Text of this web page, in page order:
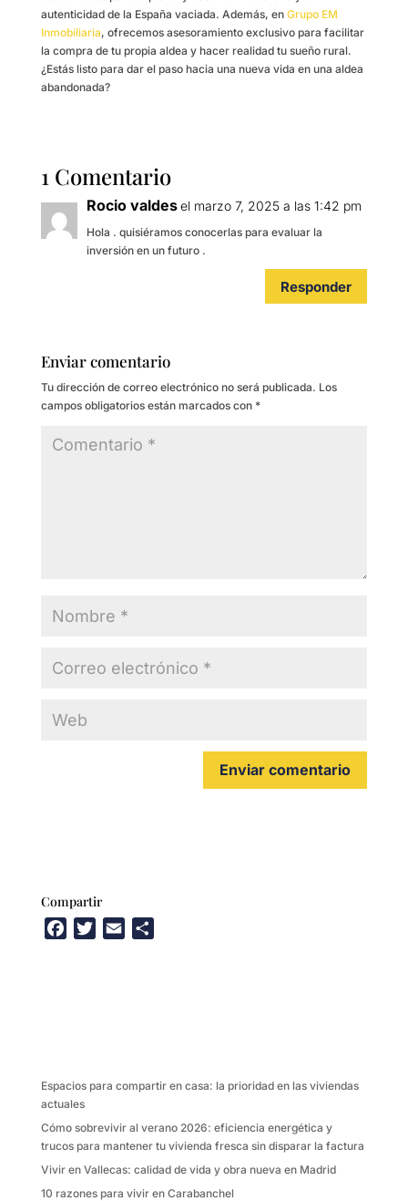
autenticidad de la España vaciada. Además, en Grupo EM
Inmobiliaria, ofrecemos asesoramiento exclusivo para facilitar
la compra de tu propia aldea y hacer realidad tu sueño rural.
¿Estás listo para dar el paso hacia una nueva vida en una aldea
abandonada?
1 Comentario
Rocio valdesel marzo 7, 2025 a las 1:42 pm
Hola . quisiéramos conocerlas para evaluar la
inversión en un futuro .
Responder
Enviar comentario
Tu dirección de correo electrónico no será publicada. Los
campos obligatorios están marcados con *
Compartir
k
i
Espacios para compartir en casa: la prioridad en las viviendas
actuales
Cómo sobrevivir al verano 2026: eficiencia energética y
trucos para mantener tu vivienda fresca sin disparar la factura
Vivir en Vallecas: calidad de vida y obra nueva en Madrid
10 razones para vivir en Carabanchel